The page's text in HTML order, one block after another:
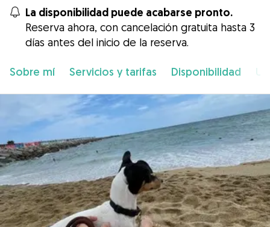
La disponibilidad puede acabarse pronto.
Reserva ahora, con cancelación gratuita hasta 3
días antes del inicio de la reserva.
Sobre mí Servicios y tarifas Disponibilidad